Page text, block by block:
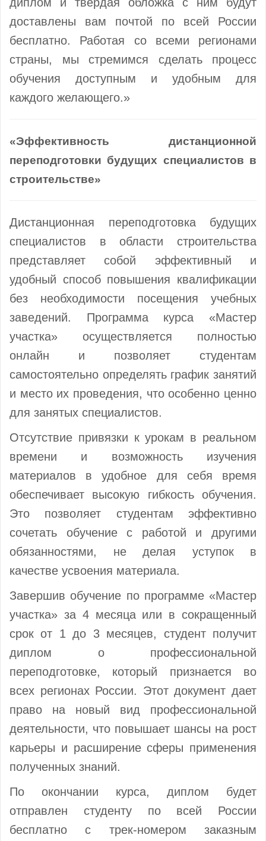
доставлены вам почтой по всей России
бесплатно. Работая со всеми регионами
страны, мы стремимся сделать процесс
обучения доступным и удобным для
каждого желающего.»
«Эффективность дистанционной
переподготовки будущих специалистов в
строительстве»
Дистанционная переподготовка будущих
специалистов в области строительства
представляет собой эффективный и
удобный способ повышения квалификации
без необходимости посещения учебных
заведений. Программа курса «Мастер
участка» осуществляется полностью
онлайн и позволяет студентам
самостоятельно определять график занятий
и место их проведения, что особенно ценно
для занятых специалистов.
Отсутствие привязки к урокам в реальном
времени и возможность изучения
материалов в удобное для себя время
обеспечивает высокую гибкость обучения.
Это позволяет студентам эффективно
сочетать обучение с работой и другими
обязанностями, не делая уступок в
качестве усвоения материала.
Завершив обучение по программе «Мастер
участка» за 4 месяца или в сокращенный
срок от 1 до 3 месяцев, студент получит
диплом о профессиональной
переподготовке, который признается во
всех регионах России. Этот документ дает
право на новый вид профессиональной
деятельности, что повышает шансы на рост
карьеры и расширение сферы применения
полученных знаний.
По окончании курса, диплом будет
отправлен студенту по всей России
бесплатно с трек-номером заказным